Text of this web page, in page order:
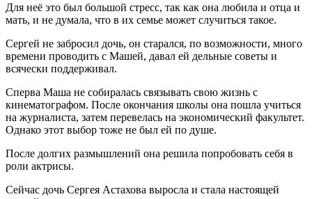
Для неё это был большой стресс, так как она любила и отца и
мать, и не думала, что в их семье может случиться такое.
Сергей не забросил дочь, он старался, по возможности, много
времени проводить с Машей, давал ей дельные советы и
всячески поддерживал.
Сперва Маша не собиралась связывать свою жизнь с
кинематографом. После окончания школы она пошла учиться
на журналиста, затем перевелась на экономический факультет.
Однако этот выбор тоже не был ей по душе.
После долгих размышлений она решила попробовать себя в
роли актрисы.
Сейчас дочь Сергея Астахова выросла и стала настоящей